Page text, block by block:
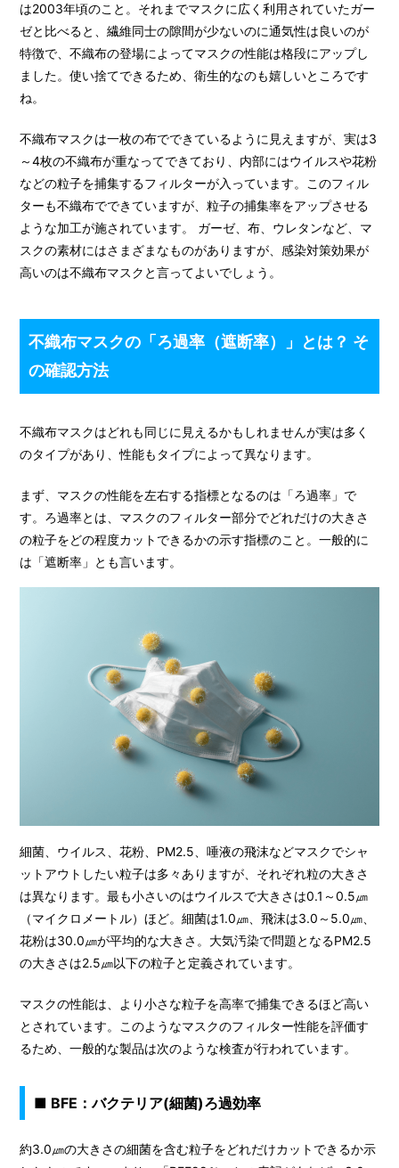
は2003年頃のこと。それまでマスクに広く利用されていたガー
ゼと比べると、繊維同士の隙間が少ないのに通気性は良いのが
特徴で、不織布の登場によってマスクの性能は格段にアップし
ました。使い捨てできるため、衛生的なのも嬉しいところです
ね。
不織布マスクは一枚の布でできているように見えますが、実は3
～4枚の不織布が重なってできており、内部にはウイルスや花粉
などの粒子を捕集するフィルターが入っています。このフィル
ターも不織布でできていますが、粒子の捕集率をアップさせる
ような加工が施されています。 ガーゼ、布、ウレタンなど、マ
スクの素材にはさまざまなものがありますが、感染対策効果が
高いのは不織布マスクと言ってよいでしょう。
不織布マスクの「ろ過率（遮断率）」とは？ そ
の確認方法
不織布マスクはどれも同じに見えるかもしれませんが実は多く
のタイプがあり、性能もタイプによって異なります。
まず、マスクの性能を左右する指標となるのは「ろ過率」で
す。ろ過率とは、マスクのフィルター部分でどれだけの大きさ
の粒子をどの程度カットできるかの示す指標のこと。一般的に
は「遮断率」とも言います。
細菌、ウイルス、花粉、PM2.5、唾液の飛沫などマスクでシャ
ットアウトしたい粒子は多々ありますが、それぞれ粒の大きさ
は異なります。最も小さいのはウイルスで大きさは0.1～0.5㎛
（マイクロメートル）ほど。細菌は1.0㎛、飛沫は3.0～5.0㎛、
花粉は30.0㎛が平均的な大きさ。大気汚染で問題となるPM2.5
の大きさは2.5㎛以下の粒子と定義されています。
マスクの性能は、より小さな粒子を高率で捕集できるほど高い
とされています。このようなマスクのフィルター性能を評価す
るため、一般的な製品は次のような検査が行われています。
■ BFE：バクテリア(細菌)ろ過効率
約3.0㎛の大きさの細菌を含む粒子をどれだけカットできるか示